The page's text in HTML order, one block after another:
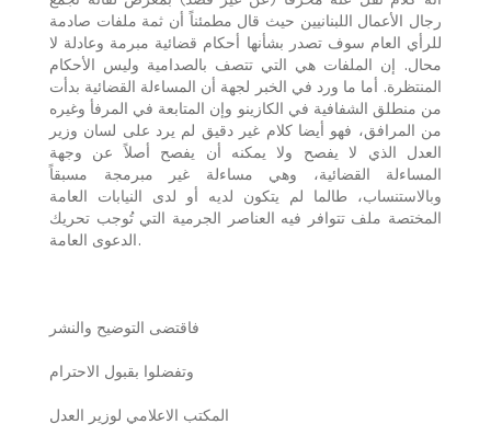
رجال الأعمال اللبنانيين حيث قال مطمئناً أن ثمة ملفات صادمة
للرأي العام سوف تصدر بشأنها أحكام قضائية مبرمة وعادلة لا
محال. إن الملفات هي التي تتصف بالصدامية وليس الأحكام
المنتظرة. أما ما ورد في الخبر لجهة أن المساءلة القضائية بدأت
من منطلق الشفافية في الكازينو وإن المتابعة في المرفأ وغيره
من المرافق، فهو أيضا كلام غير دقيق لم يرد على لسان وزير
العدل الذي لا يفصح ولا يمكنه أن يفصح أصلاً عن وجهة
المساءلة القضائية، وهي مساءلة غير مبرمجة مسبقاً
وبالاستنساب، طالما لم يتكون لديه أو لدى النيابات العامة
المختصة ملف تتوافر فيه العناصر الجرمية التي تُوجب تحريك
الدعوى العامة.
فاقتضى التوضيح والنشر
وتفضلوا بقبول الاحترام